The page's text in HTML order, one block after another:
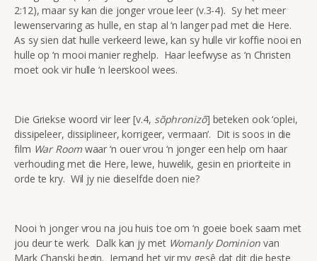
2:12), maar sy kan die jonger vroue leer (v.3-4). Sy het meer
lewenservaring as hulle, en stap al ‘n langer pad met die Here.
As sy sien dat hulle verkeerd lewe, kan sy hulle vir koffie nooi en
hulle op ‘n mooi manier reghelp. Haar leefwyse as ‘n Christen
moet ook vir hulle ‘n leerskool wees.
Die Griekse woord vir leer [v.4, sõphronizõ] beteken ook ‘oplei,
dissipeleer, dissiplineer, korrigeer, vermaan’. Dit is soos in die
film War Room waar ‘n ouer vrou ‘n jonger een help om haar
verhouding met die Here, lewe, huwelik, gesin en prioriteite in
orde te kry. Wil jy nie dieselfde doen nie?
Nooi ‘n jonger vrou na jou huis toe om ‘n goeie boek saam met
jou deur te werk. Dalk kan jy met Womanly Dominionvan
Mark Chanski begin. Iemand het vir my gesê dat dit die beste